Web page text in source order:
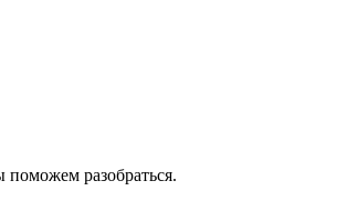
поможем разобраться.